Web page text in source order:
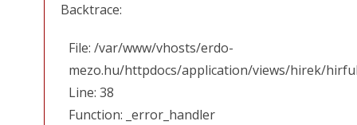
Backtrace:
File: /var/www/vhosts/erdo-
mezo.hu/httpdocs/application/views/hirek/
Line: 38
Function: _error_handler